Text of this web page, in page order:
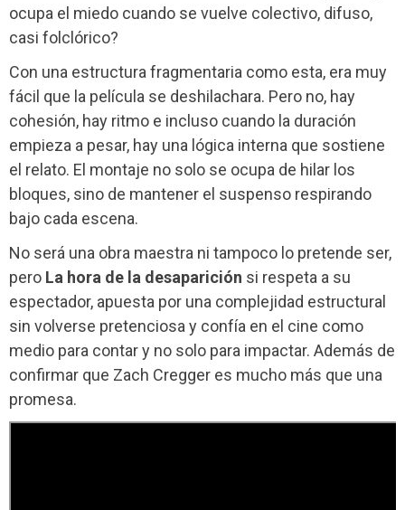
ocupa el miedo cuando se vuelve colectivo, difuso,
casi folclórico?
Con una estructura fragmentaria como esta, era muy
fácil que la película se deshilachara. Pero no, hay
cohesión, hay ritmo e incluso cuando la duración
empieza a pesar, hay una lógica interna que sostiene
el relato. El montaje no solo se ocupa de hilar los
bloques, sino de mantener el suspenso respirando
bajo cada escena.
No será una obra maestra ni tampoco lo pretende ser,
pero La hora de la desaparición si respeta a su
espectador, apuesta por una complejidad estructural
sin volverse pretenciosa y confía en el cine como
medio para contar y no solo para impactar. Además de
confirmar que Zach Cregger es mucho más que una
promesa.